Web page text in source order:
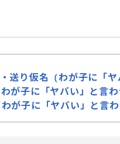
仮名（わが子に「ヤ
に「ヤバい」と言わ
に「ヤバい」と言わ